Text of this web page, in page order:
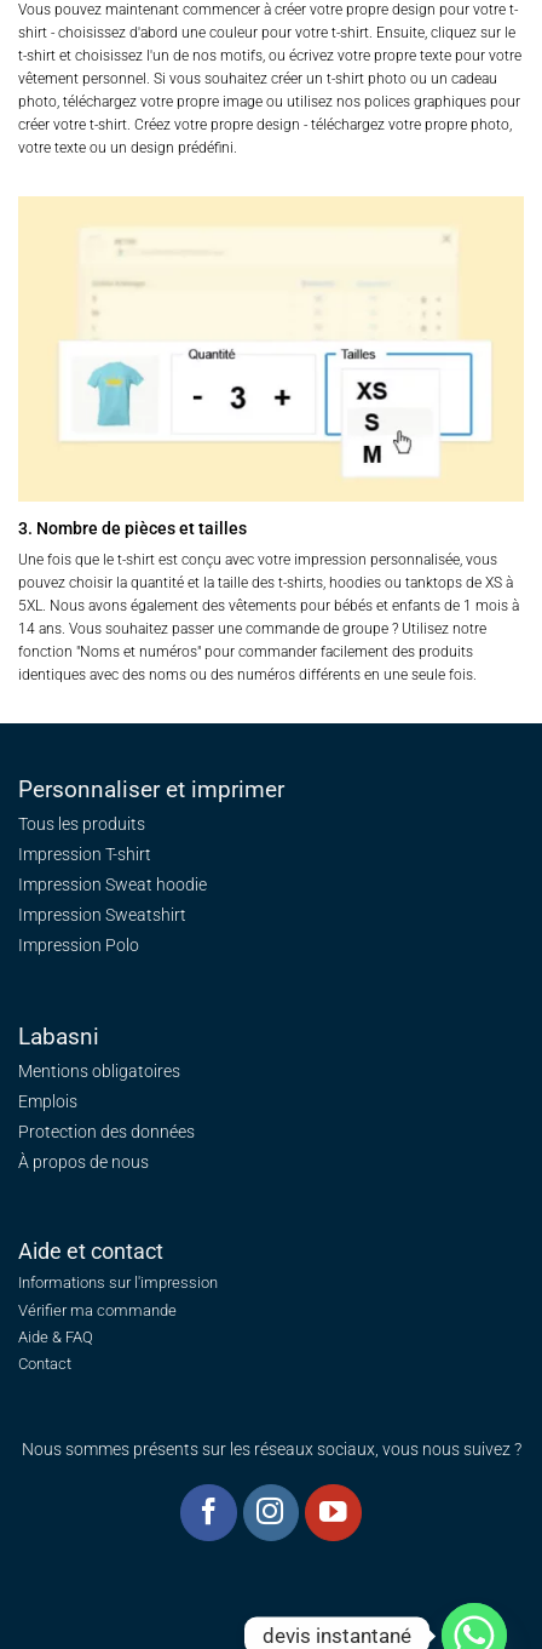
Vous pouvez maintenant commencer à créer votre propre design pour votre t-
shirt - choisissez d'abord une couleur pour votre t-shirt. Ensuite, cliquez sur le
t-shirt et choisissez l'un de nos motifs, ou écrivez votre propre texte pour votre
vêtement personnel. Si vous souhaitez créer un t-shirt photo ou un cadeau
photo, téléchargez votre propre image ou utilisez nos polices graphiques pour
créer votre t-shirt. Créez votre propre design - téléchargez votre propre photo,
votre texte ou un design prédéfini.
3. Nombre de pièces et tailles
Une fois que le t-shirt est conçu avec votre impression personnalisée, vous
pouvez choisir la quantité et la taille des t-shirts, hoodies ou tanktops de XS à
5XL. Nous avons également des vêtements pour bébés et enfants de 1 mois à
14 ans. Vous souhaitez passer une commande de groupe ? Utilisez notre
fonction "Noms et numéros" pour commander facilement des produits
identiques avec des noms ou des numéros différents en une seule fois.
Personnaliser et imprimer
Tous les produits
Impression T-shirt
Impression Sweat hoodie
Impression Sweatshirt
Impression Polo
Labasni
Mentions obligatoires
Emplois
Protection des données
À propos de nous
Aide et contact
Informations sur l'impression
Vérifier ma commande
Aide & FAQ
Contact
Nous sommes présents sur les réseaux sociaux, vous nous suivez ?
devis instantané